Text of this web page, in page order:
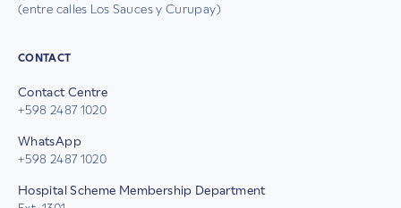
(entre calles Los Sauces y Curupay)
CONTACT
Contact Centre
+598 2487 1020
WhatsApp
+598 2487 1020
Hospital Scheme Membership Department